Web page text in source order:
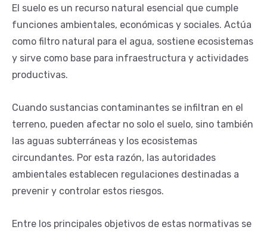
El suelo es un recurso natural esencial que cumple
funciones ambientales, económicas y sociales. Actúa
como filtro natural para el agua, sostiene ecosistemas
y sirve como base para infraestructura y actividades
productivas.
Cuando sustancias contaminantes se infiltran en el
terreno, pueden afectar no solo el suelo, sino también
las aguas subterráneas y los ecosistemas
circundantes. Por esta razón, las autoridades
ambientales establecen regulaciones destinadas a
prevenir y controlar estos riesgos.
Entre los principales objetivos de estas normativas se